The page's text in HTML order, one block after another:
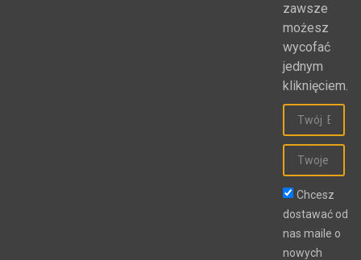
zawsze
możesz
wycofać
jednym
kliknięciem.
Chcesz
dostawać od
nas maile o
nowych